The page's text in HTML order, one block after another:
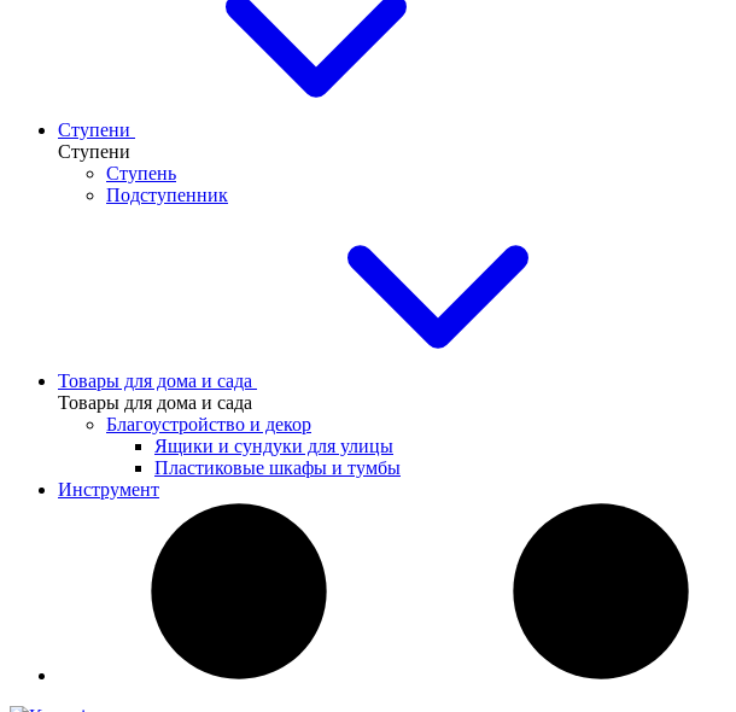
Ступени
Ступени
Ступень
Подступенник
Товары для дома и сада
Товары для дома и сада
Благоустройство и декор
Ящики и сундуки для улицы
Пластиковые шкафы и тумбы
Инструмент